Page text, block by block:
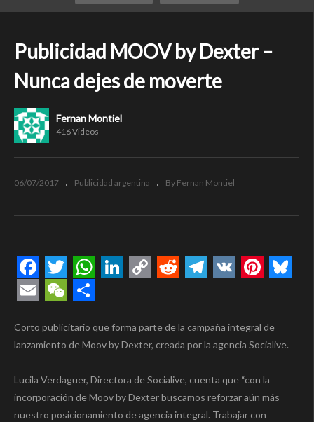
Publicidad MOOV by Dexter –
Nunca dejes de moverte
Fernan Montiel
416 Videos
06/07/2017 Publicidad argentina By Fernan Montiel
Facebook
TwitterWhatsApp
Corto publicitario que forma parte de la campaña integral de
lanzamiento de Moov by Dexter, creada por la agencia Socialive.
Lucila Verdaguer, Directora de Socialive, cuenta que “con la
incorporación de Moov by Dexter buscamos reforzar aún más
nuestro posicionamiento de agencia integral. Trabajar con